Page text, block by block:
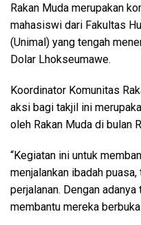
Rakan Muda merupakan
mahasiswi dari Fakultas
(Unimal) yang tengah
Dolar Lhokseumawe.
Koordinator Komunitas
aksi bagi takjil ini
oleh Rakan Muda di bulan
“Kegiatan ini untuk
menjalankan ibadah
perjalanan. Dengan
membantu mereka berbuka